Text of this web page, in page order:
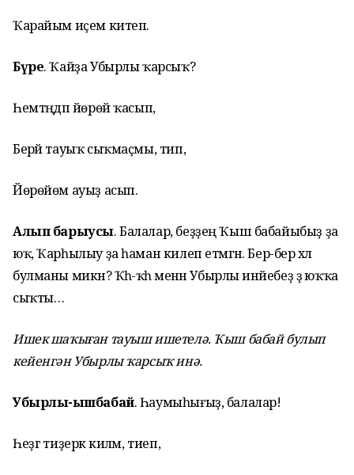
Ҡарайым иҫем китеп.
Бүре. Ҡайҙа Убырлы ҡарсыҡ?
Һемтәңдәп йөрөй ҡасып,
Берәй тауыҡ сыҡмаҫмы, тип,
Йөрөйөм ауыҙ асып.
Алып барыусы. Балалар, беҙҙең Ҡыш бабайыбыҙ ҙа
юҡ, Ҡарһылыу ҙа һаман килеп етмәгән. Бер-бер хәл
булманы микән? Ҡәһ-ҡәһә менән Убырлы инәйебеҙ ҙә юҡҡа
сыҡты…
Ишек шаҡыған тауыш ишетелә. Ҡыш бабай булып
кейенгән Убырлы ҡарсыҡ инә.
Убырлы-Ҡышбабай. Һаумыһығыҙ, балалар!
Һеҙгә тиҙерәк киләм, тиеп,